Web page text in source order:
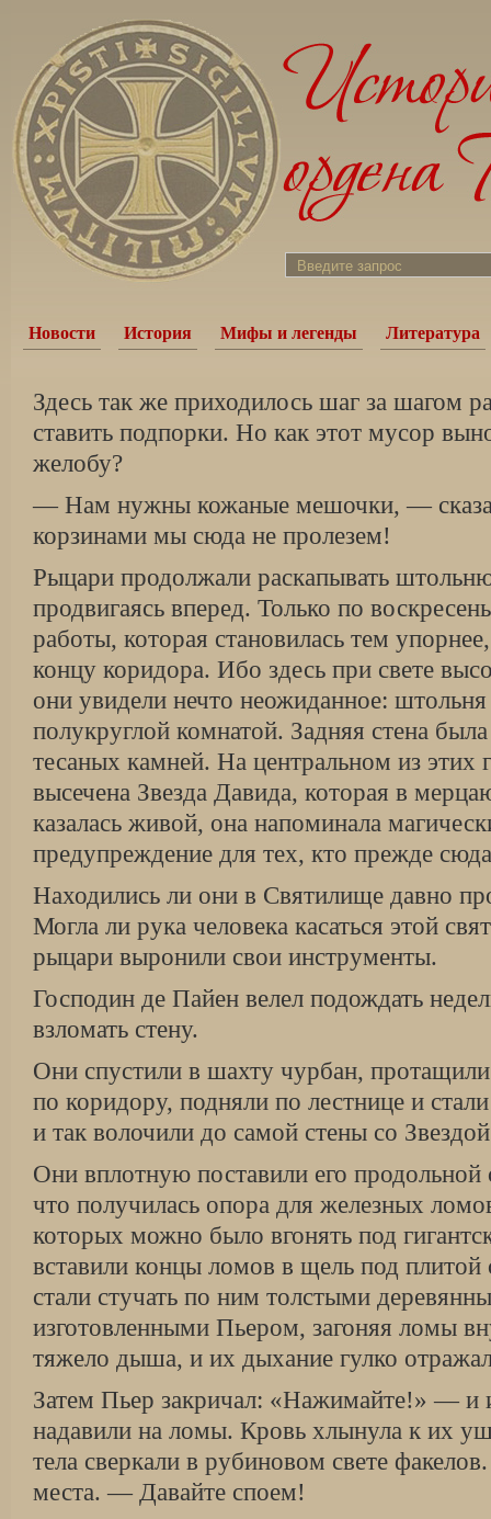
Новости История Мифы и легенды Литература
Здесь так же приходилось шаг за шагом
ставить подпорки. Но как этот мусор
желобу?
— Нам нужны кожаные мешочки, —
корзинами мы сюда не пролезем!
Рыцари продолжали раскапывать
продвигаясь вперед. Только по
работы, которая становилась тем
концу коридора. Ибо здесь при свете
они увидели нечто неожиданное:
полукруглой комнатой. Задняя стена
тесаных камней. На центральном из этих
высечена Звезда Давида, которая в
казалась живой, она напоминала
предупреждение для тех, кто прежде
Находились ли они в Святилище давно
Могла ли рука человека касаться этой
рыцари выронили свои инструменты.
Господин де Пайен велел подождать
взломать стену.
Они спустили в шахту чурбан, протащили
по коридору, подняли по лестнице и
и так волочили до самой стены со
Они вплотную поставили его продольной
что получилась опора для железных
которых можно было вгонять под
вставили концы ломов в щель под плитой
стали стучать по ним толстыми
изготовленными Пьером, загоняя ломы
тяжело дыша, и их дыхание гулко
Затем Пьер закричал: «Нажимайте!» — и
надавили на ломы. Кровь хлынула к их
тела сверкали в рубиновом свете
места. — Давайте споем!